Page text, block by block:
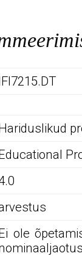
ole